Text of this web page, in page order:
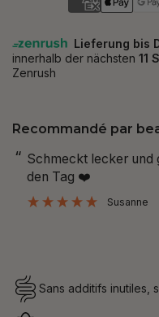
Recommandé par
“ Haut, Haare, inneres Wohlbefinden haben sich
positiv geändert.
Anonyme
Sans additifs inutiles,